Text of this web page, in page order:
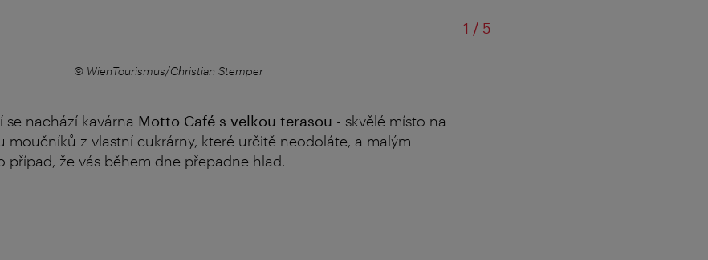
1 /z5
© WienTourismus/Christian Stemper
nachází kavárna Motto Café s velkou terasou - skvělé místo na
moučníků z vlastní cukrárny, které určitě neodoláte, a malým
případ, že vás během dne přepadne hlad.